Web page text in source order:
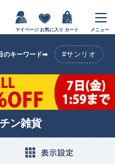
マイページ お気に入り カート メニュー
のキーワード➡ #サンリオ
ン雑貨